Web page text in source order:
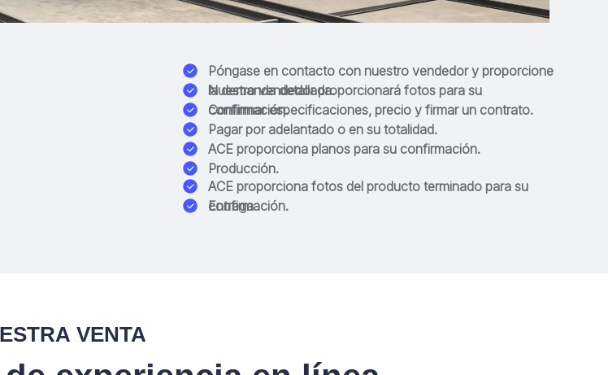
Póngase en contacto con nuestro vendedor y proporcione
la demanda detallada.
Nuestro vendedor proporcionará fotos para su
confirmación.
Confirmar especificaciones, precio y firmar un contrato.
Pagar por adelantado o en su totalidad.
ACE proporciona planos para su confirmación.
Producción.
ACE proporciona fotos del producto terminado para su
confirmación.
Entrega
VENTA